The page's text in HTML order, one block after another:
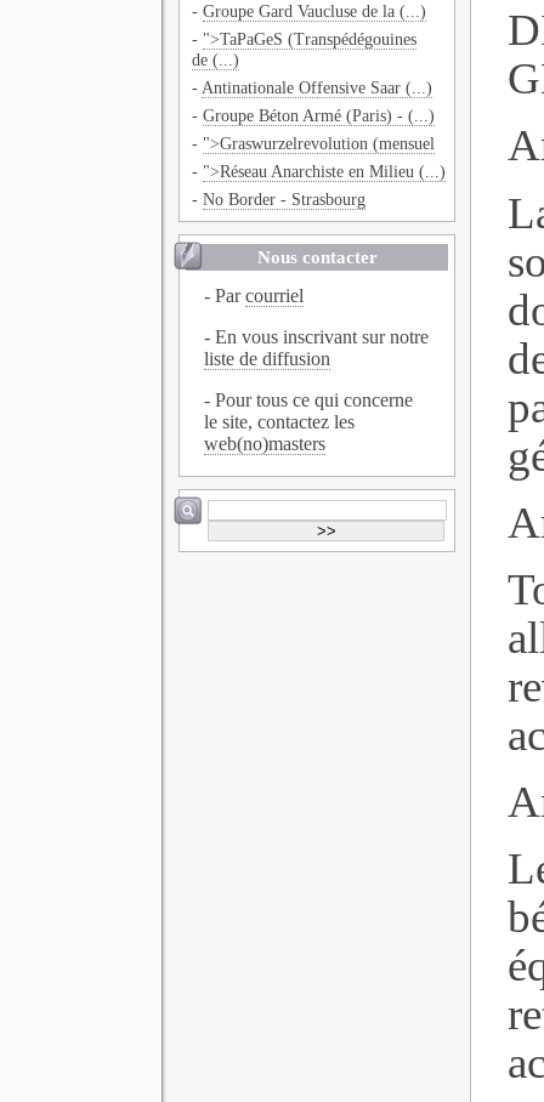
-Groupe Gard Vaucluse de la (...)
- ">TaPaGeS (Transpédégouines
de (...)
- Antinationale Offensive Saar (...)
-Groupe Béton Armé (Paris) - (...)
- ">Graswurzelrevolution (mensuel
- ">Réseau Anarchiste en Milieu (...)
-No Border - Strasbourg
Nous contacter
- Parcourriel
- En vous inscrivant sur notre
liste de diffusion
- Pour tous ce qui concerne
le site, contactez les
web(no)masters